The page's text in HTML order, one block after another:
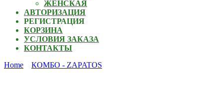
ЖЕНСКАЯ
АВТОРИЗАЦИЯ
РЕГИСТРАЦИЯ
КОРЗИНА
УСЛОВИЯ ЗАКАЗА
КОНТАКТЫ
Home
КОМБО - ZAPATOS